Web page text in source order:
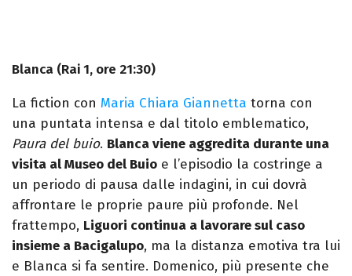
Blanca (Rai 1, ore 21:30)
La fiction con Maria Chiara Giannetta torna con
una puntata intensa e dal titolo emblematico,
Paura del buio. Blanca viene aggredita durante una
visita al Museo del Buio e l’episodio la costringe a
un periodo di pausa dalle indagini, in cui dovrà
affrontare le proprie paure più profonde. Nel
frattempo, Liguori continua a lavorare sul caso
insieme a Bacigalupo, ma la distanza emotiva tra lui
e Blanca si fa sentire. Domenico, più presente che